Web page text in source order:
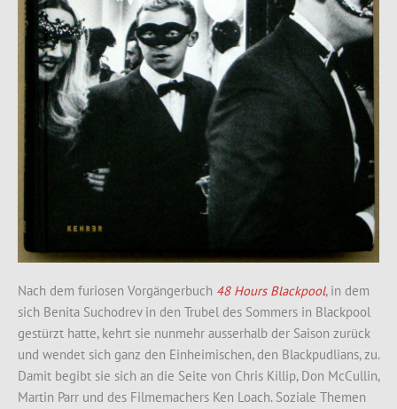
Nach dem furiosen Vorgängerbuch 48 Hours Blackpool, in dem
sich Benita Suchodrev in den Trubel des Sommers in Blackpool
gestürzt hatte, kehrt sie nunmehr ausserhalb der Saison zurück
und wendet sich ganz den Einheimischen, den Blackpudlians, zu.
Damit begibt sie sich an die Seite von Chris Killip, Don McCullin,
Martin Parr und des Filmemachers Ken Loach. Soziale Themen